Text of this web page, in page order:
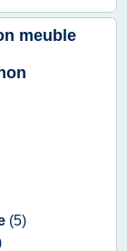
meuble
(5)